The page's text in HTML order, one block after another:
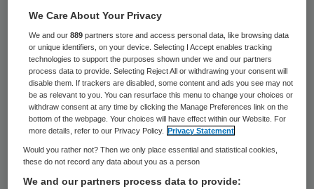
hoogleraar oogheelkunde aan het UMC
Utrecht, in haar oratie die ze vorige week
uitsprak.
Concurrerende collega’s
“Oogartsen die kiezen voor een oogkliniek
buiten het ziekenhuis kunnen niet altijd de
We Care About Your Privacy
We and our889 partners store and access personal data, like browsing data
or unique identifiers, on your device. Selecting I Accept enables tracking
technologies to support the purposes shown under we and our partners
process data to provide. Selecting Reject All or withdrawing your consent will
disable them. If trackers are disabled, some content and ads you see may not
be as relevant to you. You can resurface this menu to change your choices or
withdraw consent at any time by clicking the Manage Preferences link on the
bottom of the webpage. Your choices will have effect within our Website. For
more details, refer to our Privacy Policy.
Privacy Statement
Would you rather not? Then we only place essential and statistical cookies,
these do not record any data about you as a person
We and our partners process data to provide: